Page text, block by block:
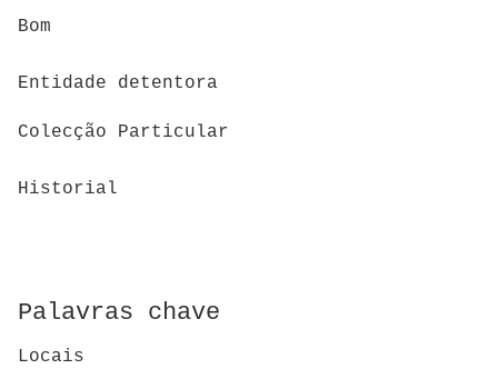
Bom
Entidade detentora
Colecção Particular
Historial
Palavras chave
Locais